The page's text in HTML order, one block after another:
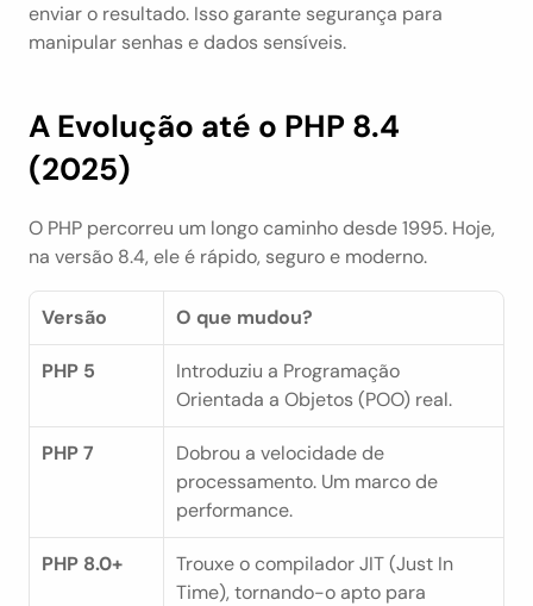
enviar o resultado. Isso garante segurança para
manipular senhas e dados sensíveis.
A Evolução até o PHP 8.4
(2025)
O PHP percorreu um longo caminho desde 1995. Hoje,
na versão 8.4, ele é rápido, seguro e moderno.
Versão O que mudou?
PHP 5
Introduziu a Programação
Orientada a Objetos (POO) real.
PHP 7
Dobrou a velocidade de
processamento. Um marco de
performance.
PHP 8.0+
Trouxe o compilador JIT (Just In
Time), tornando-o apto para